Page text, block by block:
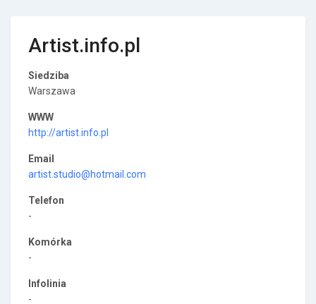
Artist.info.pl
Siedziba
Warszawa
WWW
http://artist.info.pl
Email
artist.studio@hotmail.com
Telefon
-
Komórka
-
Infolinia
-